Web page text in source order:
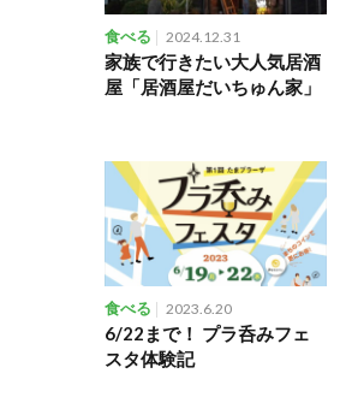
食べる 2024.12.31
家族で行きたい大人気居酒
屋「居酒屋だいちゅん家」
食べる 2023.6.20
6/22まで！ プラ呑みフェ
スタ体験記